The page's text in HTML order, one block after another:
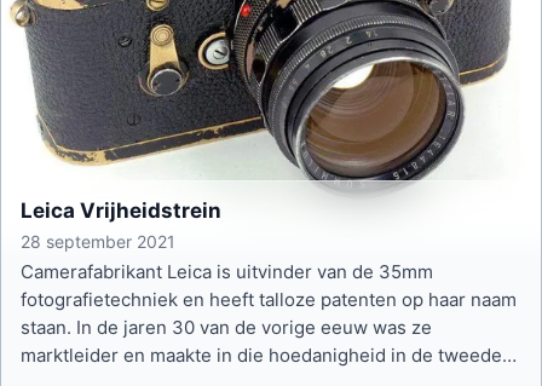
Leica Vrijheidstrein
28 september 2021
Camerafabrikant Leica is uitvinder van de 35mm
fotografietechniek en heeft talloze patenten op haar naam
staan. In de jaren 30 van de vorige eeuw was ze
marktleider en maakte in die hoedanigheid in de tweede